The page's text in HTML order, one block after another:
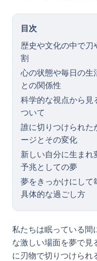
目次
歴史や文化の中で刀
割
心の状態や毎日の生
との関係性
科学的な視点から見
ついて
誰に切りつけられた
ージとその変化
新しい自分に生まれ
予兆としての夢
夢をきっかけにして
具体的な過ごし方
私たちは眠っている間
な激しい場面を夢で見
に刃物で切りつけられ